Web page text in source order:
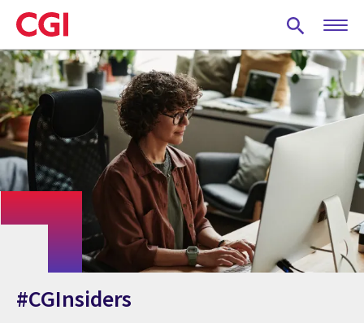
Skip
to
main
content
#CGInsiders